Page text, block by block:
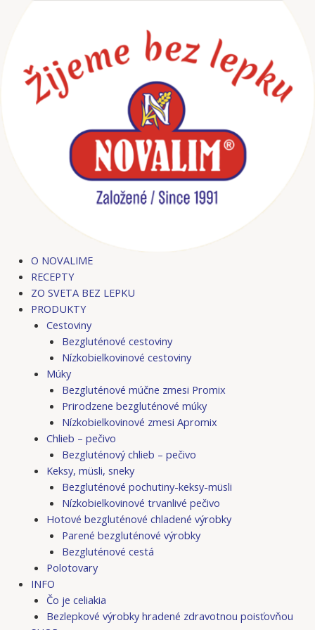
O NOVALIME
RECEPTY
ZO SVETA BEZ LEPKU
PRODUKTY
Cestoviny
Bezgluténové cestoviny
Nízkobielkovinové cestoviny
Múky
Bezgluténové múčne zmesi Promix
Prirodzene bezgluténové múky
Nízkobielkovinové zmesi Apromix
Chlieb – pečivo
Bezgluténový chlieb – pečivo
Keksy, müsli, sneky
Bezgluténové pochutiny-keksy-müsli
Nízkobielkovinové trvanlivé pečivo
Hotové bezgluténové chladené výrobky
Parené bezgluténové výrobky
Bezgluténové cestá
Polotovary
INFO
Čo je celiakia
Bezlepkové výrobky hradené zdravotnou poisťovňou